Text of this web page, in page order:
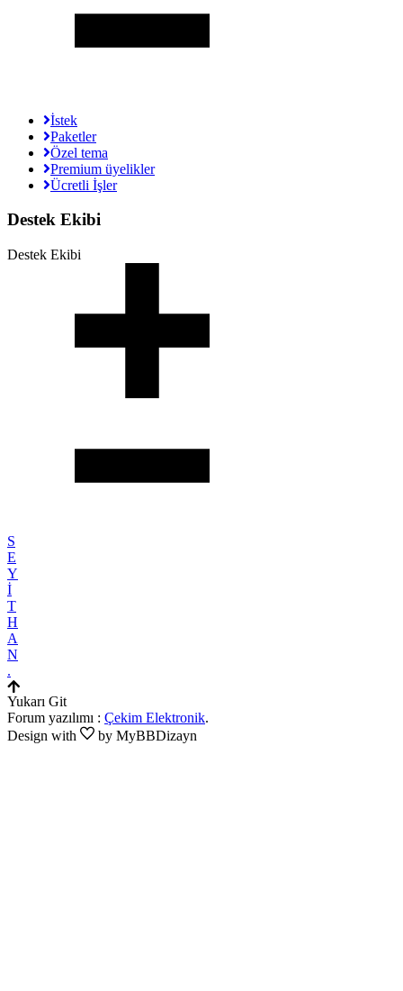
İstek
Paketler
Özel tema
Premium üyelikler
Ücretli İşler
Destek Ekibi
Destek Ekibi
S
E
Y
İ
T
H
A
N
.
Yukarı Git
Forum yazılımı : Çekim Elektronik.
Design with
by MyBBDizayn